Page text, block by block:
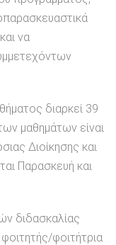
να
διαρκεί 39
μαθημάτων είναι
Διοίκησης και
Παρασκευή και
διδασκαλίας
φοιτήτρια